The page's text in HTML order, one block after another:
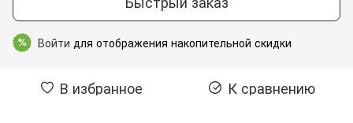
% Войти для отображения накопительной скидки
В избранное К сравнению